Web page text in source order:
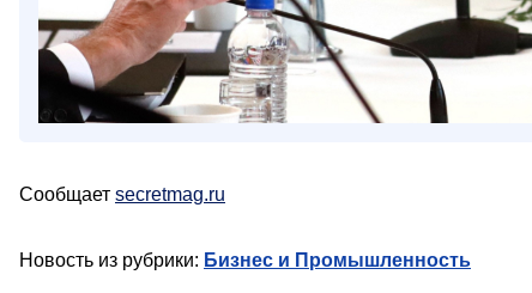
Сообщает secretmag.ru
Новость из рубрики: Бизнес и Промышленность